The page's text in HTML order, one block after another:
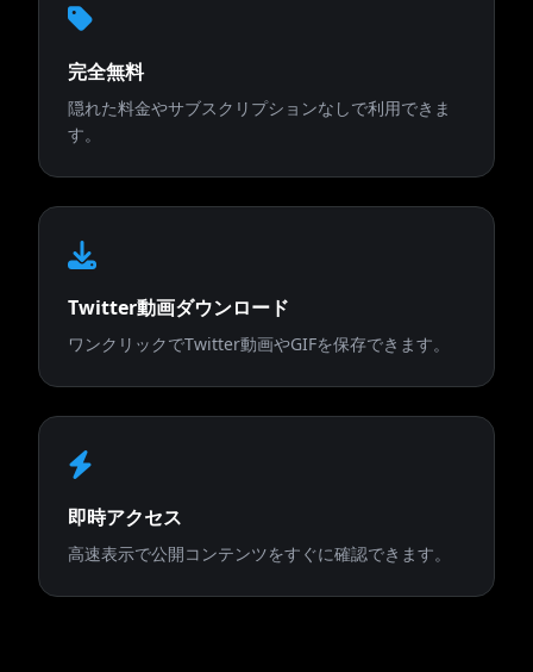
完全無料
隠れた料金やサブスクリプションなしで利用できま
す。
Twitter動画ダウンロード
ワンクリックでTwitter動画やGIFを保存できます。
即時アクセス
高速表示で公開コンテンツをすぐに確認できます。